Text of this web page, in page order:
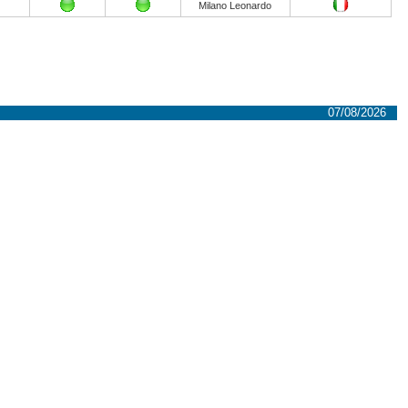
Milano Leonardo
07/08/2026